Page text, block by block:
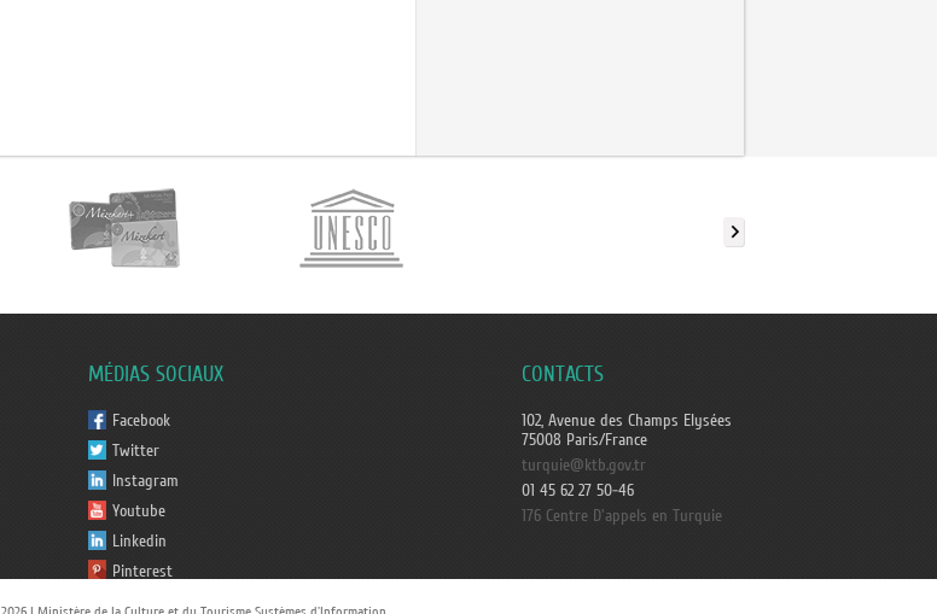
MÉDIAS SOCIAUX
Facebook
Twitter
Instagram
Youtube
Linkedin
Pinterest
CONTACTS
102, Avenue des Champs Elysées
75008 Paris/France
turquie@ktb.gov.tr
01 45 62 27 50-46
176 Centre D'appels en Turquie